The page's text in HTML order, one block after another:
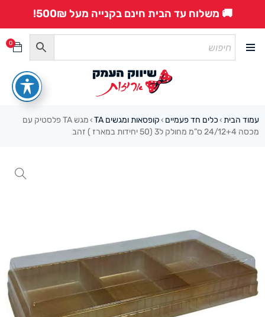
🚚 משלוח עד הבית חינם בקנייה מעל 500₪!
0
עמוד הבית › כלים חד פעמיים › קופסאות ומגשים TA ›
מגש TA פלסטיק עם
מכסה 24/12+4 ס”מ מחולק ל3 (50 יחידות במארז ) זהב